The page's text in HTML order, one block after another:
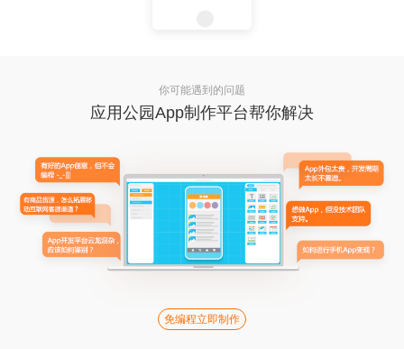
你可能遇到的问题
应用公园App制作平台帮你解决
免编程立即制作